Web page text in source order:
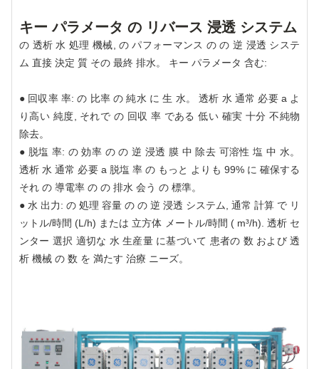
キー パラメータ の リバース 浸透 システム
の 透析 水 処理 機械, の パフォーマンス の の 逆 浸透 システ
ム 直接 決定 質 その 最終 排水。 キー パラメータ 含む:
● 回収率 率: の 比率 の 純水 に 生 水。 透析 水 通常 必要 a よ
り高い 純度, それで の 回収 率 である 低い 確実 十分 不純物
除去。
● 脱塩 率: の 効率 の の 逆 浸透 膜 中 除去 可溶性 塩 中 水。
透析 水 通常 必要 a 脱塩 率 の もっと よりも 99% に 確保する
それ の 導電率 の の 排水 会う の 標準。
● 水 出力: の 処理 容量 の の 逆 浸透 システム, 通常 計算 で リ
ットル/時間 (L/h) または 立方体 メートル/時間 ( m³/h). 透析 セ
ンター 選択 適切な 水 生産量 に基づいて 患者の 数 および 透
析 機械 の 数 を 満たす 治療 ニーズ。